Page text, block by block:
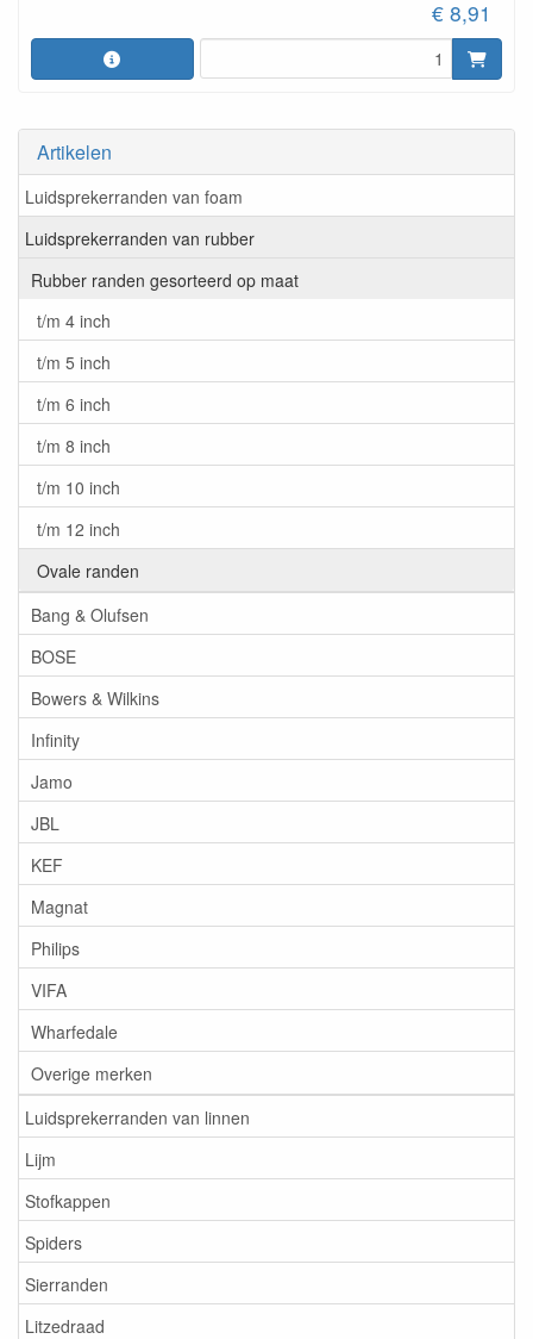
Artikelen
Luidsprekerranden van foam
Luidsprekerranden van rubber
Rubber randen gesorteerd op maat
t/m 4 inch
t/m 5 inch
t/m 6 inch
t/m 8 inch
t/m 10 inch
t/m 12 inch
Ovale randen
Bang & Olufsen
BOSE
Bowers & Wilkins
Infinity
Jamo
JBL
KEF
Magnat
Philips
VIFA
Wharfedale
Overige merken
Luidsprekerranden van linnen
Lijm
Stofkappen
Spiders
Sierranden
Litzedraad
€ 8,91